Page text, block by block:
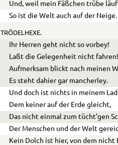
Und, weil mein Fäßchen trübe
So ist die Welt auch auf der Neige.
TRÖDELHEXE.
Ihr Herren geht nicht so vorbey!
Laßt die Gelegenheit nicht
Aufmerksam blickt nach meinen
Es steht dahier gar mancherley.
Und doch ist nichts in meinem
Dem keiner auf der Erde gleicht,
Das nicht einmal zum tücht’gen
Der Menschen und der Welt
Kein Dolch ist hier, von dem nicht